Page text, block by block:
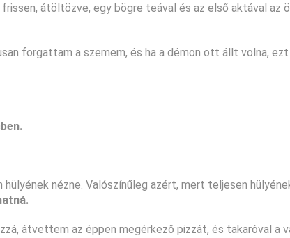
átöltözve, egy bögre teával és az első aktával az
forgattam a szemem, és ha a démon ott állt volna,
nézne. Valószínűleg azért, mert teljesen
átvettem az éppen megérkező pizzát, és takaróval a